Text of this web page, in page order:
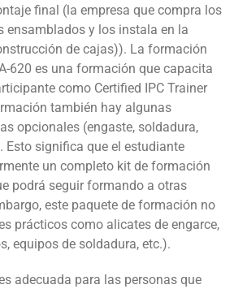
final (la empresa que compra los
ensamblados y los instala en la
de cajas)). La formación
620 es una formación que capacita
como Certified IPC Trainer
también hay algunas
opcionales (engaste, soldadura,
Esto significa que el estudiante
un completo kit de formación
podrá seguir formando a otras
este paquete de formación no
prácticos como alicates de engarce,
equipos de soldadura, etc.).
adecuada para las personas que